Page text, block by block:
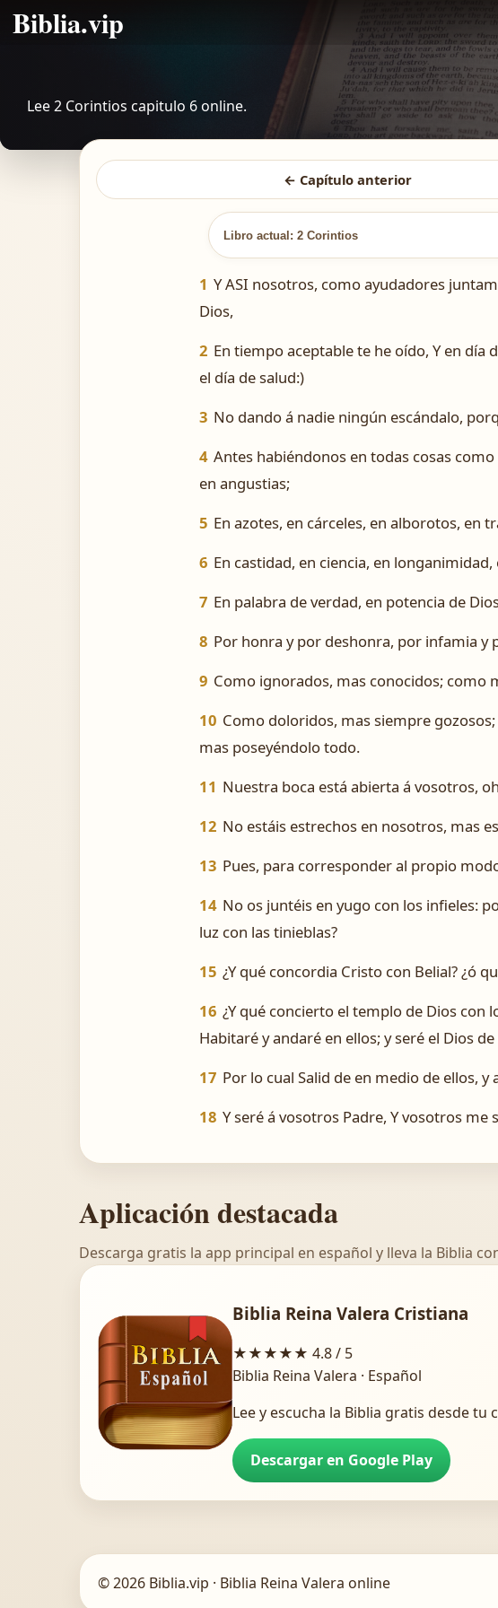
Biblia.vip
Lee 2 Corintios capitulo 6 online.
← Capítulo anterior
Libro actual: 2 Corintios
1 Y ASI nosotros, como ayudadores
Dios,
2 En tiempo aceptable te he oído, Y en
el día de salud:)
3 No dando á nadie ningún escándalo,
4 Antes habiéndonos en todas cosas
en angustias;
5 En azotes, en cárceles, en alborotos, en
6 En castidad, en ciencia, en
7 En palabra de verdad, en potencia de
8 Por honra y por deshonra, por infamia y
9 Como ignorados, mas conocidos; como
10 Como doloridos, mas siempre
mas poseyéndolo todo.
11 Nuestra boca está abierta á vosotros,
12 No estáis estrechos en nosotros, mas
13 Pues, para corresponder al propio
14 No os juntéis en yugo con los infieles:
luz con las tinieblas?
15 ¿Y qué concordia Cristo con Belial? ¿ó
16 ¿Y qué concierto el templo de Dios con
Habitaré y andaré en ellos; y seré el Dios
17 Por lo cual Salid de en medio de ellos,
18 Y seré á vosotros Padre, Y vosotros
Aplicación destacada
Descarga gratis la app principal en español y lleva la Biblia
Biblia Reina Valera Cristiana
★★★★★ 4.8 / 5
Biblia Reina Valera · Español
Lee y escucha la Biblia gratis desde tu
Descargar en Google Play
© 2026 Biblia.vip · Biblia Reina Valera online